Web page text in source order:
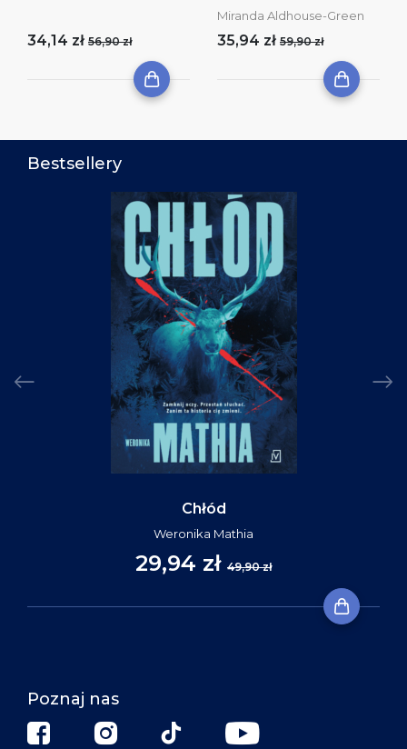
34,14 zł 56,90 zł
Miranda Aldhouse-Green
35,94 zł 59,90 zł
Bestsellery
Chłód
Weronika Mathia
29,94 zł 49,90 zł
Poznaj nas